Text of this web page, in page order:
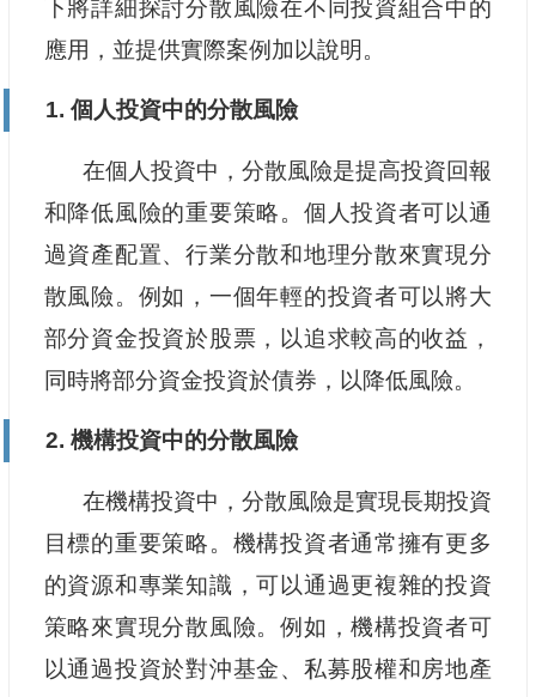
下將詳細探討分散風險在不同投資組合中的
應用，並提供實際案例加以說明。
1. 個人投資中的分散風險
在個人投資中，分散風險是提高投資回報
和降低風險的重要策略。個人投資者可以通
過資產配置、行業分散和地理分散來實現分
散風險。例如，一個年輕的投資者可以將大
部分資金投資於股票，以追求較高的收益，
同時將部分資金投資於債券，以降低風險。
2. 機構投資中的分散風險
在機構投資中，分散風險是實現長期投資
目標的重要策略。機構投資者通常擁有更多
的資源和專業知識，可以通過更複雜的投資
策略來實現分散風險。例如，機構投資者可
以通過投資於對沖基金、私募股權和房地產